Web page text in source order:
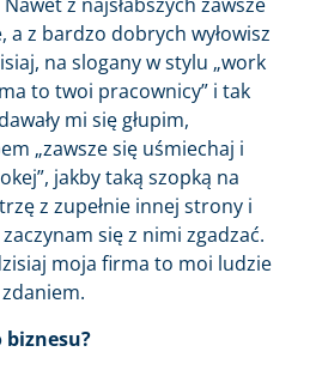
z najsłabszych zawsze
a z bardzo dobrych wyłowisz
na slogany w stylu „work
to twoi pracownicy” i tak
mi się głupim,
„zawsze się uśmiechaj i
jakby taką szopką na
z zupełnie innej strony i
się z nimi zgadzać.
moja firma to moi ludzie
biznesu?